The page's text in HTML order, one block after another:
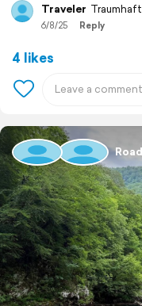
Traveler Traumhaft
6/8/25 Reply
4 likes